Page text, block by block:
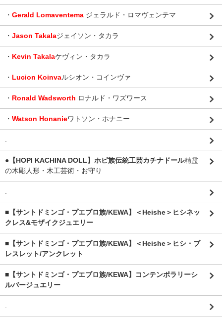
・ Gerald Lomaventema ジェラルド・ロマヴェンテマ
・ Jason Takalaジェイソン・タカラ
・ Kevin Takalaケヴィン・タカラ
・ Lucion Koinvaルシオン・コインヴァ
・ Ronald Wadsworth ロナルド・ワズワース
・ Watson Honanieワトソン・ホナニー
●【HOPI KACHINA DOLL】ホピ族伝統工芸カチナドール精霊
の木彫人形・木工芸術・お守り
■【サントドミンゴ・プエブロ族/KEWA】＜Heishe＞ヒシネッ
クレス&モザイクジュエリー
■【サントドミンゴ・プエブロ族/KEWA】＜Heishe＞ヒシ・ブ
レスレット/アンクレット
■【サントドミンゴ・プエブロ族/KEWA】コンテンポラリーシ
ルバージュエリー